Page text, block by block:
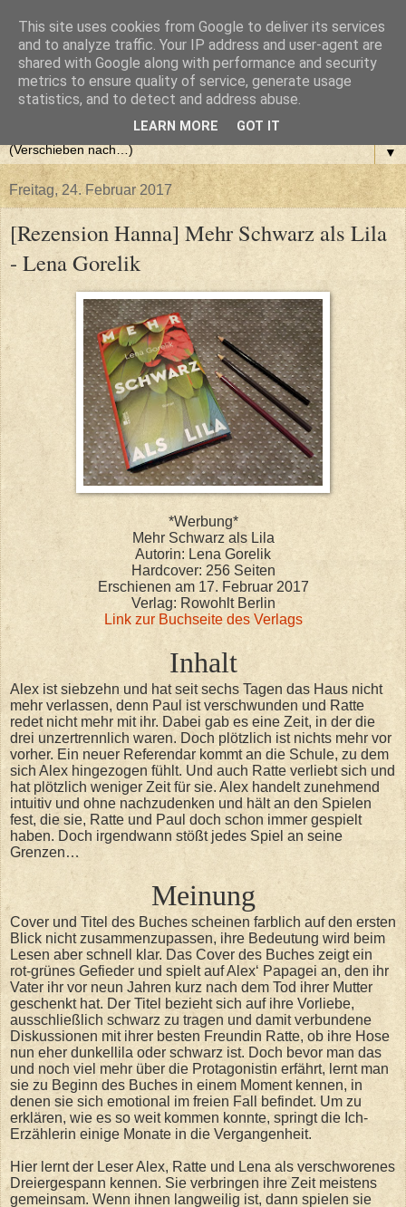
▼
Freitag, 24. Februar 2017
[Rezension Hanna] Mehr Schwarz als Lila
- Lena Gorelik
*Werbung*
Mehr Schwarz als Lila
Autorin: Lena Gorelik
Hardcover: 256 Seiten
Erschienen am 17. Februar 2017
Verlag: Rowohlt Berlin
Link zur Buchseite des Verlags
Inhalt
Alex ist siebzehn und hat seit sechs Tagen das Haus nicht
mehr verlassen, denn Paul ist verschwunden und Ratte
redet nicht mehr mit ihr. Dabei gab es eine Zeit, in der die
drei unzertrennlich waren. Doch plötzlich ist nichts mehr vor
vorher. Ein neuer Referendar kommt an die Schule, zu dem
sich Alex hingezogen fühlt. Und auch Ratte verliebt sich und
hat plötzlich weniger Zeit für sie. Alex handelt zunehmend
intuitiv und ohne nachzudenken und hält an den Spielen
fest, die sie, Ratte und Paul doch schon immer gespielt
haben. Doch irgendwann stößt jedes Spiel an seine
Grenzen…
Meinung
Cover und Titel des Buches scheinen farblich auf den ersten
Blick nicht zusammenzupassen, ihre Bedeutung wird beim
Lesen aber schnell klar. Das Cover des Buches zeigt ein
rot-grünes Gefieder und spielt auf Alex‘ Papagei an, den ihr
Vater ihr vor neun Jahren kurz nach dem Tod ihrer Mutter
geschenkt hat. Der Titel bezieht sich auf ihre Vorliebe,
ausschließlich schwarz zu tragen und damit verbundene
Diskussionen mit ihrer besten Freundin Ratte, ob ihre Hose
nun eher dunkellila oder schwarz ist. Doch bevor man das
und noch viel mehr über die Protagonistin erfährt, lernt man
sie zu Beginn des Buches in einem Moment kennen, in
denen sie sich emotional im freien Fall befindet. Um zu
erklären, wie es so weit kommen konnte, springt die Ich-
Erzählerin einige Monate in die Vergangenheit.
Hier lernt der Leser Alex, Ratte und Lena als verschworenes
Dreiergespann kennen. Sie verbringen ihre Zeit meistens
gemeinsam. Wenn ihnen langweilig ist, dann spielen sie
This site uses cookies from Google to deliver its services
and to analyze traffic. Your IP address and user-agent are
shared with Google along with performance and security
metrics to ensure quality of service, generate usage
statistics, and to detect and address abuse.
LEARN MORE GOT IT